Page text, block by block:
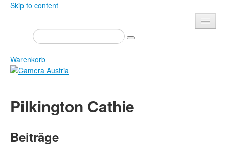
Skip to content
Presse
Veranstaltungen
Newsletter
Über uns
Shop
Warenkorb
Zeitschrift
Bücher
Pilkington Cathie
Beiträge